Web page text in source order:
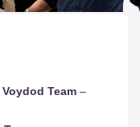
Voydod Team –